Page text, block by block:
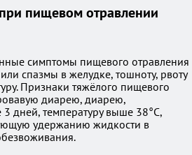
пищевом отравлении
симптомы пищевого отравления
спазмы в желудке, тошноту, рвоту
Признаки тяжёлого пищевого
диарею, диарею,
дней, температуру выше 38°C,
удержанию жидкости в